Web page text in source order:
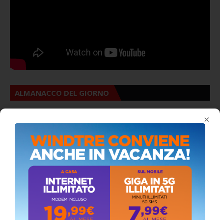
×
ALMANACCO DEL GIORNO